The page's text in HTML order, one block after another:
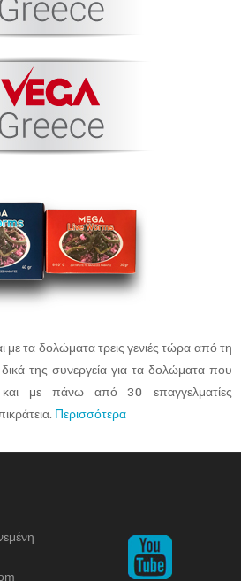
με τα δολώματα τρεις γενιές τώρα από τη
της συνεργεία για τα δολώματα που
με πάνω από 30 επαγγελματίες
Περισσότερα